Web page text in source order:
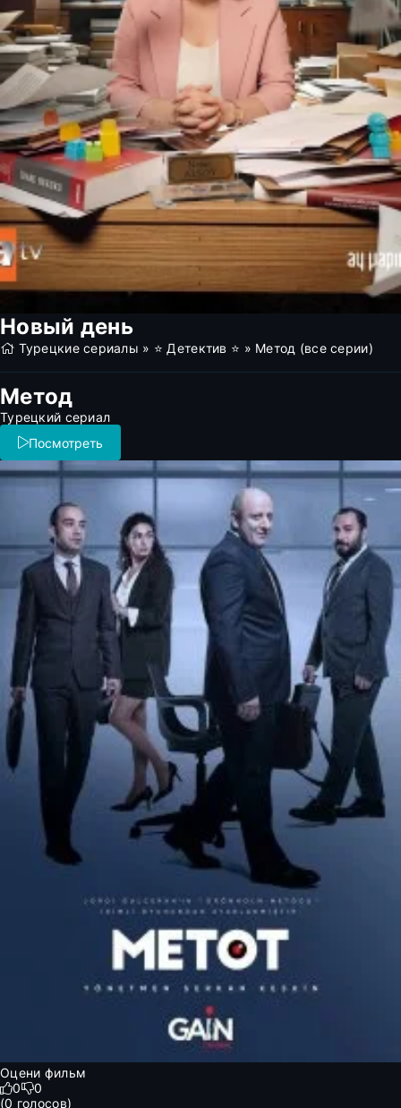
Новый день
Турецкие сериалы » ⭐ Детектив ⭐ » Метод (все серии)
Метод
Турецкий сериал
Посмотреть
Оцени фильм
0
0
(0 голосов)